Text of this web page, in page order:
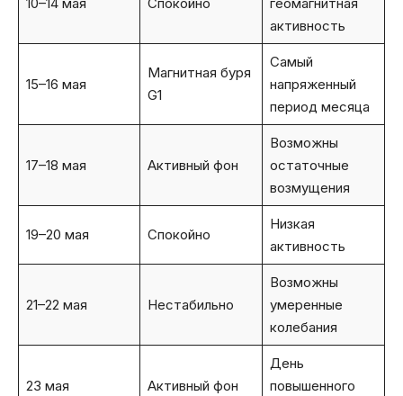
активность
15–16 мая
Магнитная буря
G1
Самый
напряженный
период месяца
17–18 мая Активный фон
Возможны
остаточные
возмущения
19–20 мая Спокойно
Низкая
активность
21–22 мая Нестабильно
Возможны
умеренные
колебания
23 мая Активный фон
День
повышенного